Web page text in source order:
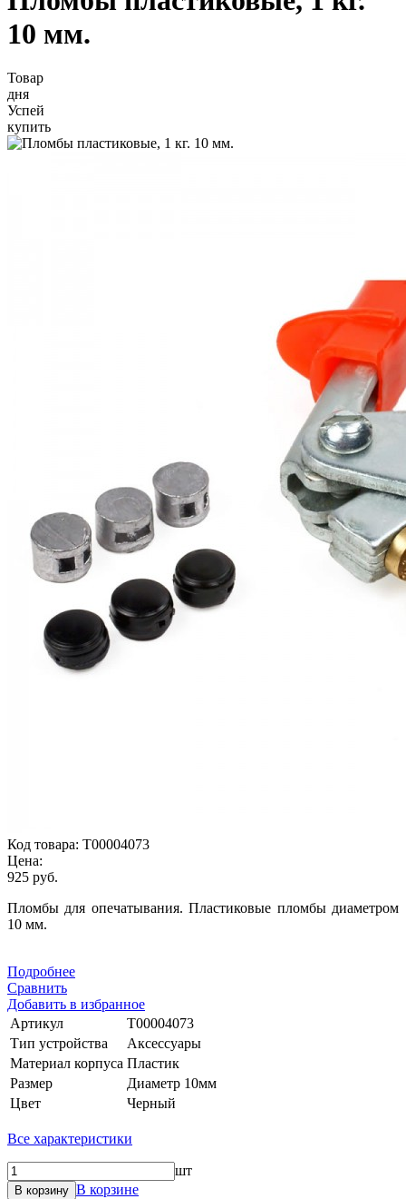
10 мм.
Товар
дня
Успей
купить
Код товара: Т00004073
Цена:
925 руб.
Пломбы для опечатывания. Пластиковые пломбы диаметром
10 мм.
Подробнее
Сравнить
Добавить в избранное
Артикул
Т00004073
Тип устройства
Аксессуары
Материал корпуса Пластик
Размер
Диаметр 10мм
Цвет
Черный
Все характеристики
шт
В корзину В корзине